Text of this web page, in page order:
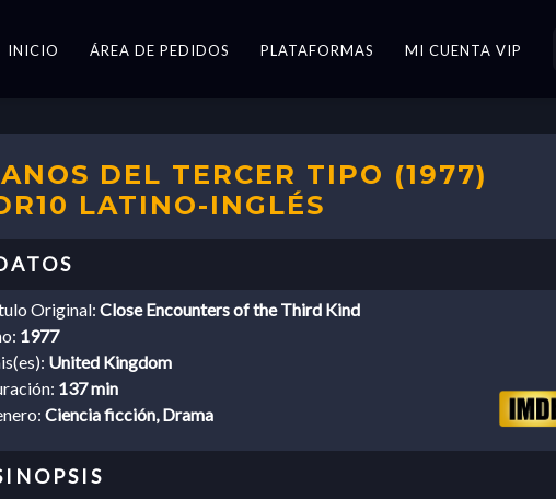
INICIO ÁREA DE PEDIDOS PLATAFORMAS MI CUENTA VIP
DEL TERCER TIPO (1977)
LATINO-INGLÉS
Original: Close Encounters of the Third Kind
1977
United Kingdom
137 min
Ciencia ficción, Drama